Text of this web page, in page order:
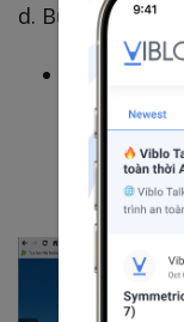
d. Bước 4:
Sau khi
từ PC
Files và
PC cần